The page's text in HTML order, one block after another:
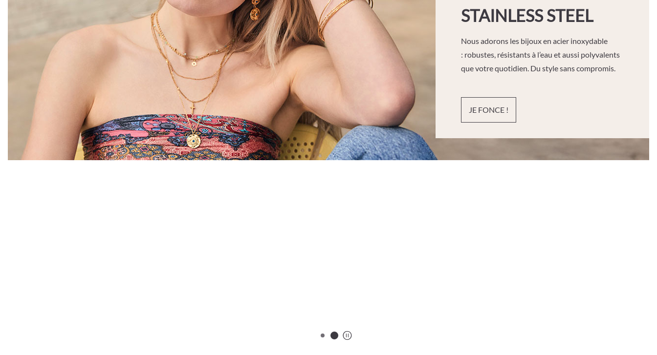
start/stop
STAINLESS STEEL
Nous adorons les bijoux en acier inoxydable
: robustes, résistants à l’eau et aussi polyvalents
que votre quotidien. Du style sans compromis.
JE FONCE !